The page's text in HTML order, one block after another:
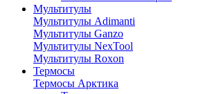
Мультитулы
Мультитулы Adimanti
Мультитулы Ganzo
Мультитулы NexTool
Мультитулы Roxon
Термосы
Термосы Арктика